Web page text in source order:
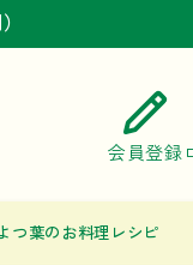
会員登録
つ葉のお料理レシピ